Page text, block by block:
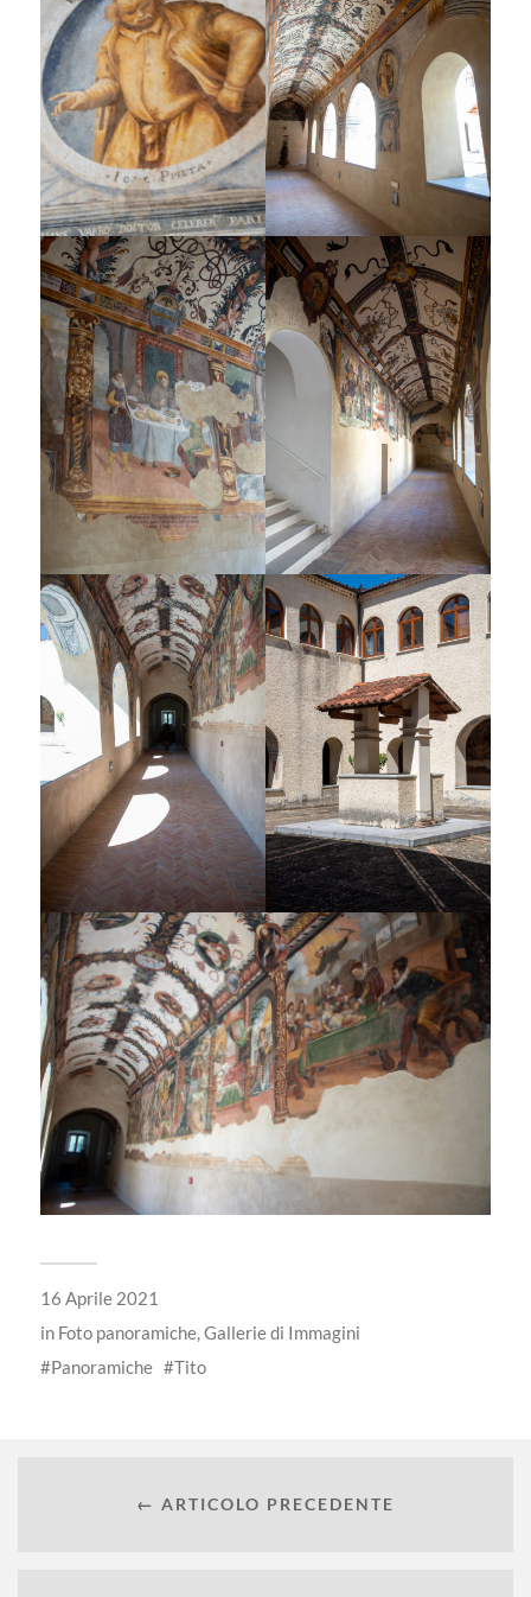
16 Aprile 2021
in Foto panoramiche, Gallerie di Immagini
Panoramiche
Tito
← ARTICOLO PRECEDENTE